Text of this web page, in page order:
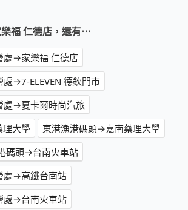
福 仁德店，還有⋯
處→家樂福 仁德店
處→7-ELEVEN 德欽門市
處→夏卡爾時尚汽旅
大學
東港漁港碼頭→嘉南藥理大學
碼頭→台南火車站
處→高鐵台南站
處→台南火車站